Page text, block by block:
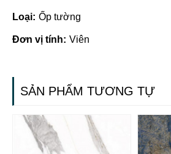
Loại: Ốp tường
Đơn vị tính: Viên
SẢN PHẨM TƯƠNG TỰ